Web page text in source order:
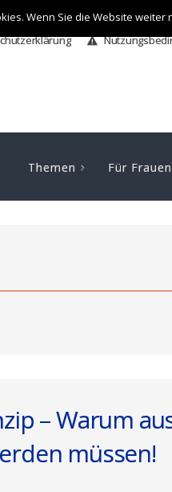
Themen Für Frauen
– Warum
müssen!
Wenn Sie die Website